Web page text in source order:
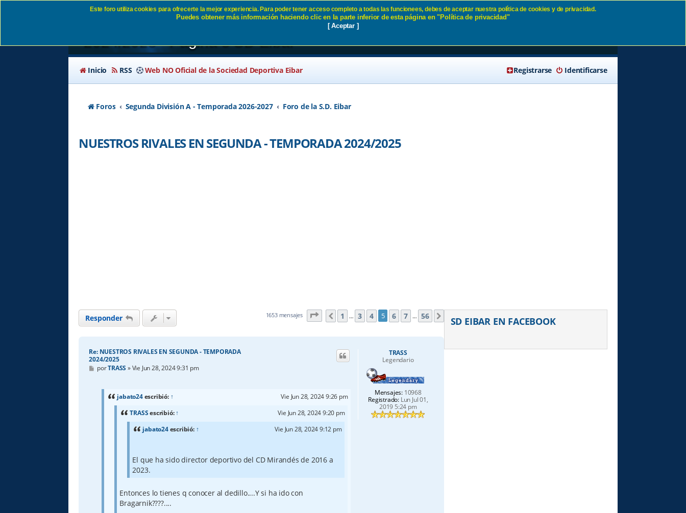
NUESTROS RIVALES EN SEGUNDA - TEMPORADA
Inicio RSS Web NO Oficial de la Sociedad Deportiva Eibar Identificarse
Registrarse
Foros Segunda División A - Temporada 2026-2027 Foro de la S.D. Eibar
NUESTROS RIVALES EN SEGUNDA - TEMPORADA 2024/2025
Responder 1653 mensajes Página de56
Anterior
1 … 3 4 5 6 7 … 56 Siguiente
TRASS
Legendario
Mensajes: 10968
Registrado:Lun Jul 01,
2019 5:24 pm
Re: NUESTROS RIVALES EN SEGUNDA - TEMPORADA
2024/2025
M
e
porTRASS »Vie Jun 28, 2024 9:31 pm
jabato24escribió: ↑
Vie Jun 28, 2024 9:26 pm
TRASSescribió:↑
Vie Jun 28, 2024 9:20 pm
jabato24escribió: ↑ Vie Jun 28, 2024 9:12 pm
El que ha sido director deportivo del CD Mirandés de 2016 a
2023.
Entonces lo tienes q conocer al dedillo....Y si ha ido con
Bragarnik????....
SD EIBAR EN FACEBOOK
Este foro utiliza cookies para ofrecerte la mejor experiencia. Para poder tener acceso completo a todas las funcionees, debes de aceptar nuestra política de cookies y de privacidad.
Puedes obtener más información haciendo clic en la parte inferior de esta página en "Política de privacidad"
[ Aceptar ]